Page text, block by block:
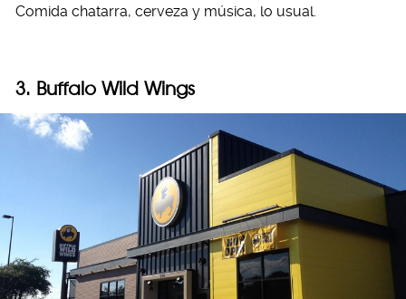
Comida chatarra, cerveza y música, lo usual.
3. Buffalo Wild Wings